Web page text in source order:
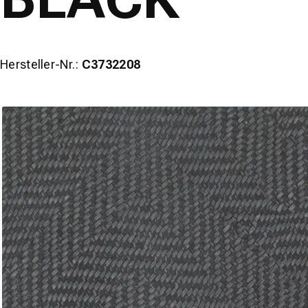
Hersteller-Nr.: C3732208